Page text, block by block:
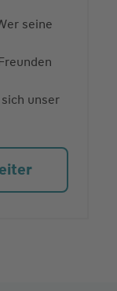
seine
unser